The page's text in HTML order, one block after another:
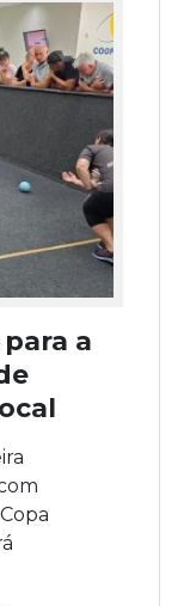
a